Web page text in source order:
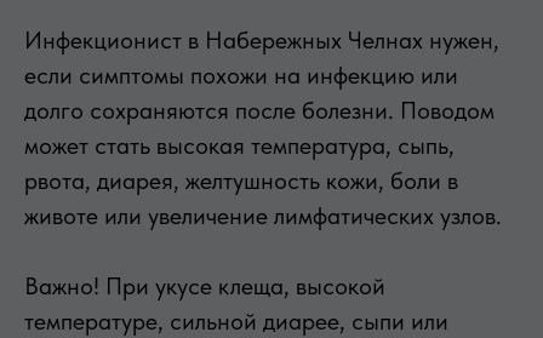
Инфекционист в Набережных Челнах нужен,
если симптомы похожи на инфекцию или
долго сохраняются после болезни. Поводом
может стать высокая температура, сыпь,
рвота, диарея, желтушность кожи, боли в
животе или увеличение лимфатических узлов.
Важно! При укусе клеща, высокой
температуре, сильной диарее, сыпи или